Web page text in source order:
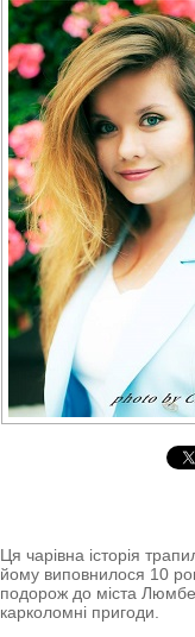
Ця чарівна історія
йому виповнилося 10
подорож до міста
карколомні пригоди.